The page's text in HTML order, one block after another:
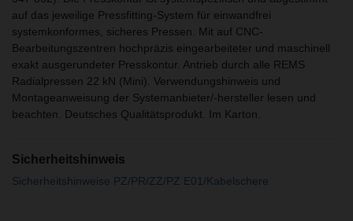
auf das jeweilige Pressfitting-System für einwandfrei
systemkonformes, sicheres Pressen. Mit auf CNC-
Bearbeitungszentren hochpräzis eingearbeiteter und maschinell
exakt ausgerundeter Presskontur. Antrieb durch alle REMS
Radialpressen 22 kN (Mini). Verwendungshinweis und
Montageanweisung der Systemanbieter/-hersteller lesen und
beachten. Deutsches Qualitätsprodukt. Im Karton.
Sicherheitshinweis
Sicherheitshinweise PZ/PR/ZZ/PZ E01/Kabelschere